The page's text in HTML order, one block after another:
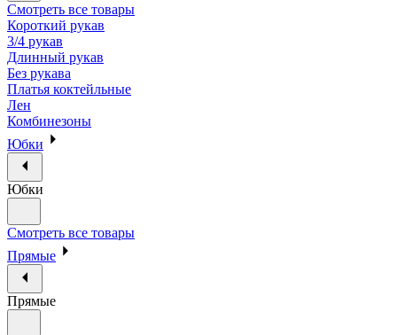
Смотреть все товары
Короткий рукав
3/4 рукав
Длинный рукав
Без рукава
Платья коктейльные
Лен
Комбинезоны
Юбки
Юбки
Смотреть все товары
Прямые
Прямые